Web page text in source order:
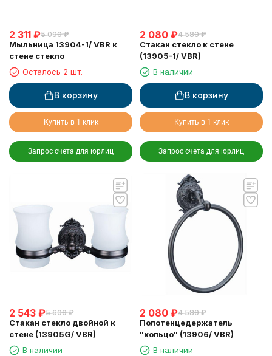
2 311 ₽5 090 ₽
Мыльница 13904-1/ VBR к
стене стекло
Осталось 2 шт.
В корзину
Купить в 1 клик
Запрос счета для юрлиц
2 080 ₽4 580 ₽
Стакан стекло к стене
(13905-1/ VBR)
В наличии
В корзину
Купить в 1 клик
Запрос счета для юрлиц
2 543 ₽5 600 ₽
Стакан стекло двойной к
стене (13905G/ VBR)
В наличии
2 080 ₽4 580 ₽
Полотенцедержатель
"кольцо" (13906/ VBR)
В наличии